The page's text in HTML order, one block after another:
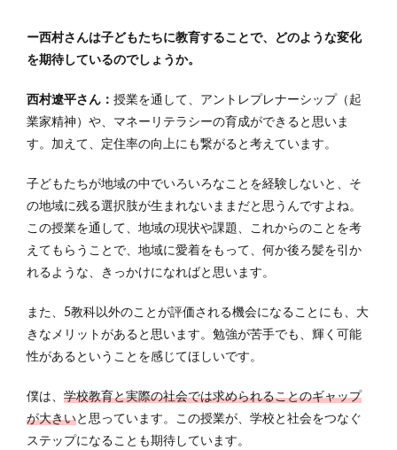
ー西村さんは子どもたちに教育することで、どのような変化
を期待しているのでしょうか。
西村遼平さん： 授業を通して、アントレプレナーシップ（起
業家精神）や、マネーリテラシーの育成ができると思いま
す。加えて、定住率の向上にも繋がると考えています。
子どもたちが地域の中でいろいろなことを経験しないと、そ
の地域に残る選択肢が生まれないままだと思うんですよね。
この授業を通して、地域の現状や課題、これからのことを考
えてもらうことで、地域に愛着をもって、何か後ろ髪を引か
れるような、きっかけになればと思います。
また、5教科以外のことが評価される機会になることにも、大
きなメリットがあると思います。勉強が苦手でも、輝く可能
性があるということを感じてほしいです。
僕は、 学校教育と実際の社会では求められることのギャップ
が大きいと思っています。この授業が、学校と社会をつなぐ
ステップになることも期待しています。